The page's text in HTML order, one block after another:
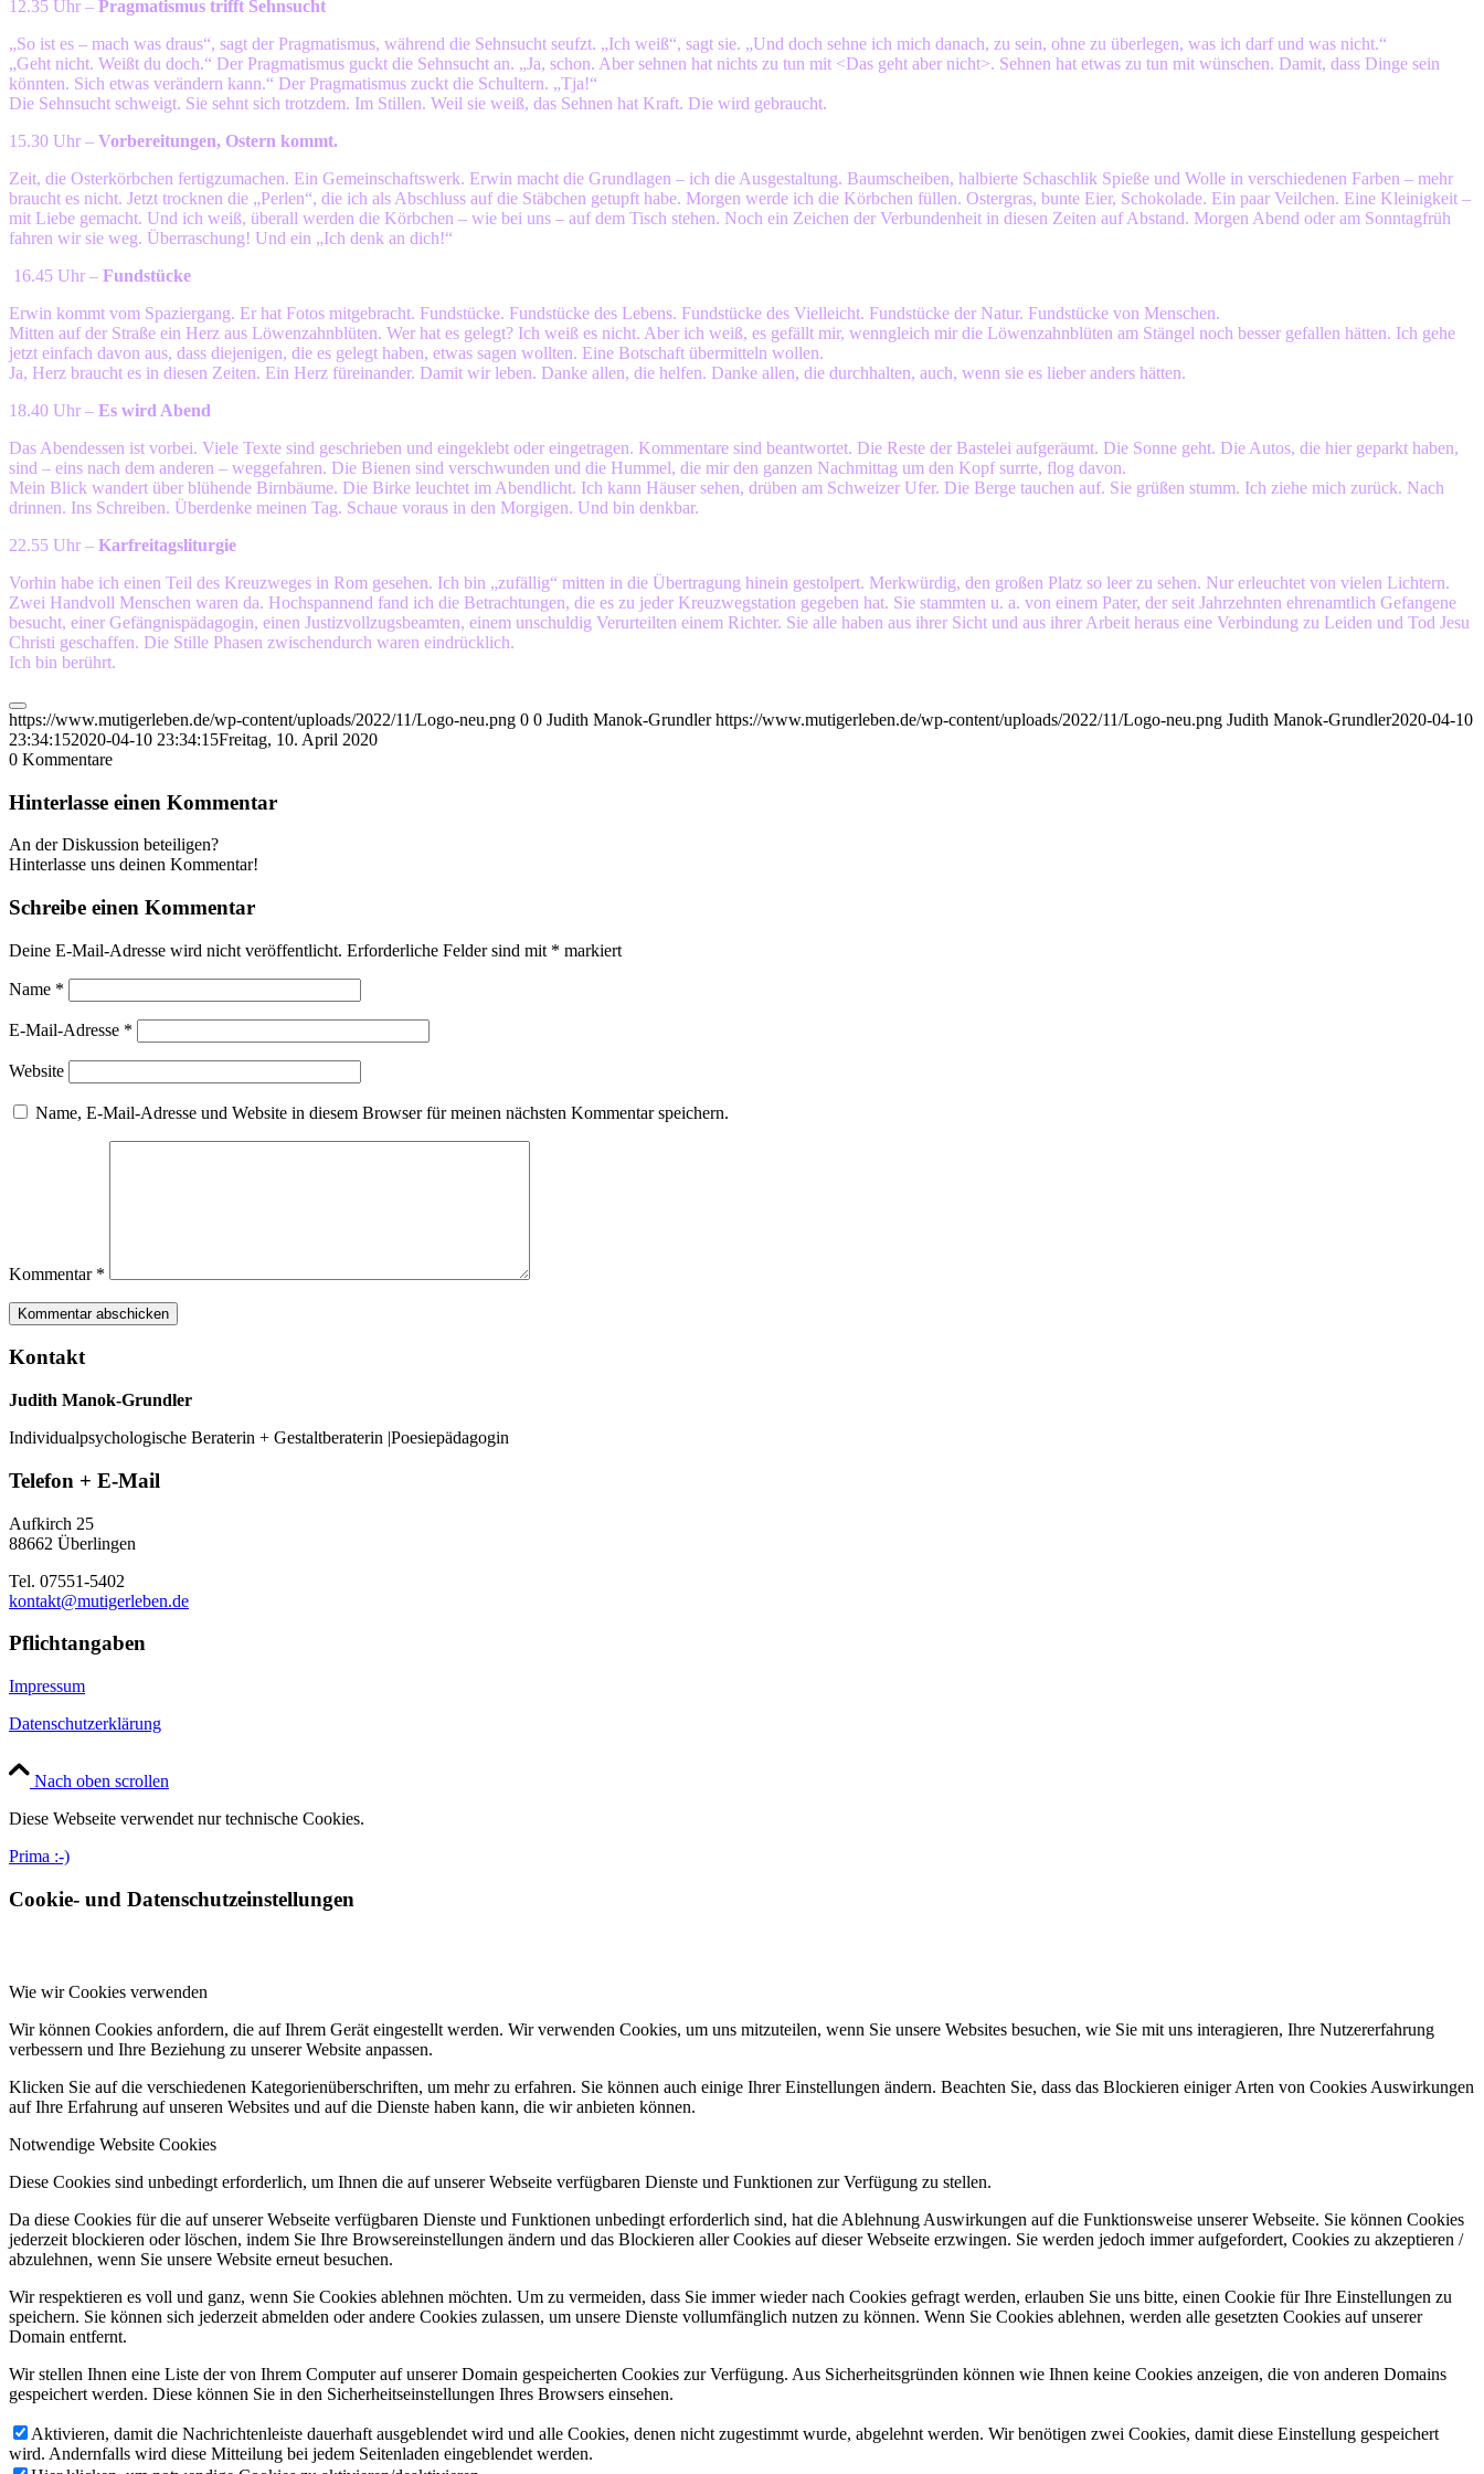
12.35 Uhr – Pragmatismus trifft Sehnsucht
„So ist es – mach was draus“, sagt der Pragmatismus, während die Sehnsucht seufzt. „Ich weiß“, sagt sie. „Und doch sehne ich mich danach, zu sein, ohne zu überlegen, was ich darf und was nicht.“
„Geht nicht. Weißt du doch.“ Der Pragmatismus guckt die Sehnsucht an. „Ja, schon. Aber sehnen hat nichts zu tun mit <Das geht aber nicht>. Sehnen hat etwas zu tun mit wünschen. Damit, dass Dinge sein
könnten. Sich etwas verändern kann.“ Der Pragmatismus zuckt die Schultern. „Tja!“
Die Sehnsucht schweigt. Sie sehnt sich trotzdem. Im Stillen. Weil sie weiß, das Sehnen hat Kraft. Die wird gebraucht.
15.30 Uhr – Vorbereitungen, Ostern kommt.
Zeit, die Osterkörbchen fertigzumachen. Ein Gemeinschaftswerk. Erwin macht die Grundlagen – ich die Ausgestaltung. Baumscheiben, halbierte Schaschlik Spieße und Wolle in verschiedenen Farben – mehr
braucht es nicht. Jetzt trocknen die „Perlen“, die ich als Abschluss auf die Stäbchen getupft habe. Morgen werde ich die Körbchen füllen. Ostergras, bunte Eier, Schokolade. Ein paar Veilchen. Eine Kleinigkeit –
mit Liebe gemacht. Und ich weiß, überall werden die Körbchen – wie bei uns – auf dem Tisch stehen. Noch ein Zeichen der Verbundenheit in diesen Zeiten auf Abstand. Morgen Abend oder am Sonntagfrüh
fahren wir sie weg. Überraschung! Und ein „Ich denk an dich!“
16.45 Uhr – Fundstücke
Erwin kommt vom Spaziergang. Er hat Fotos mitgebracht. Fundstücke. Fundstücke des Lebens. Fundstücke des Vielleicht. Fundstücke der Natur. Fundstücke von Menschen.
Mitten auf der Straße ein Herz aus Löwenzahnblüten. Wer hat es gelegt? Ich weiß es nicht. Aber ich weiß, es gefällt mir, wenngleich mir die Löwenzahnblüten am Stängel noch besser gefallen hätten. Ich gehe
jetzt einfach davon aus, dass diejenigen, die es gelegt haben, etwas sagen wollten. Eine Botschaft übermitteln wollen.
Ja, Herz braucht es in diesen Zeiten. Ein Herz füreinander. Damit wir leben. Danke allen, die helfen. Danke allen, die durchhalten, auch, wenn sie es lieber anders hätten.
18.40 Uhr – Es wird Abend
Das Abendessen ist vorbei. Viele Texte sind geschrieben und eingeklebt oder eingetragen. Kommentare sind beantwortet. Die Reste der Bastelei aufgeräumt. Die Sonne geht. Die Autos, die hier geparkt haben,
sind – eins nach dem anderen – weggefahren. Die Bienen sind verschwunden und die Hummel, die mir den ganzen Nachmittag um den Kopf surrte, flog davon.
Mein Blick wandert über blühende Birnbäume. Die Birke leuchtet im Abendlicht. Ich kann Häuser sehen, drüben am Schweizer Ufer. Die Berge tauchen auf. Sie grüßen stumm. Ich ziehe mich zurück. Nach
drinnen. Ins Schreiben. Überdenke meinen Tag. Schaue voraus in den Morgigen. Und bin denkbar.
22.55 Uhr – Karfreitagsliturgie
Vorhin habe ich einen Teil des Kreuzweges in Rom gesehen. Ich bin „zufällig“ mitten in die Übertragung hinein gestolpert. Merkwürdig, den großen Platz so leer zu sehen. Nur erleuchtet von vielen Lichtern.
Zwei Handvoll Menschen waren da. Hochspannend fand ich die Betrachtungen, die es zu jeder Kreuzwegstation gegeben hat. Sie stammten u. a. von einem Pater, der seit Jahrzehnten ehrenamtlich Gefangene
besucht, einer Gefängnispädagogin, einen Justizvollzugsbeamten, einem unschuldig Verurteilten einem Richter. Sie alle haben aus ihrer Sicht und aus ihrer Arbeit heraus eine Verbindung zu Leiden und Tod Jesu
Christi geschaffen. Die Stille Phasen zwischendurch waren eindrücklich.
Ich bin berührt.
https://www.mutigerleben.de/wp-content/uploads/2022/11/Logo-neu.png 0 0 Judith Manok-Grundler https://www.mutigerleben.de/wp-content/uploads/2022/11/Logo-neu.png Judith Manok-Grundler2020-04-10
23:34:152020-04-10 23:34:15Freitag, 10. April 2020
0 Kommentare
Hinterlasse einen Kommentar
An der Diskussion beteiligen?
Hinterlasse uns deinen Kommentar!
Schreibe einen Kommentar
Deine E-Mail-Adresse wird nicht veröffentlicht. Erforderliche Felder sind mit * markiert
Name *
E-Mail-Adresse *
Website
Name, E-Mail-Adresse und Website in diesem Browser für meinen nächsten Kommentar speichern.
Kommentar *
Kontakt
Judith Manok-Grundler
Individualpsychologische Beraterin + Gestaltberaterin |Poesiepädagogin
Telefon + E-Mail
Aufkirch 25
88662 Überlingen
Tel. 07551-5402
kontakt@mutigerleben.de
Pflichtangaben
Impressum
Datenschutzerklärung
Nach oben scrollen
Diese Webseite verwendet nur technische Cookies.
Prima :-)
Cookie- und Datenschutzeinstellungen
Wie wir Cookies verwenden
Wir können Cookies anfordern, die auf Ihrem Gerät eingestellt werden. Wir verwenden Cookies, um uns mitzuteilen, wenn Sie unsere Websites besuchen, wie Sie mit uns interagieren, Ihre Nutzererfahrung
verbessern und Ihre Beziehung zu unserer Website anpassen.
Klicken Sie auf die verschiedenen Kategorienüberschriften, um mehr zu erfahren. Sie können auch einige Ihrer Einstellungen ändern. Beachten Sie, dass das Blockieren einiger Arten von Cookies Auswirkungen
auf Ihre Erfahrung auf unseren Websites und auf die Dienste haben kann, die wir anbieten können.
Notwendige Website Cookies
Diese Cookies sind unbedingt erforderlich, um Ihnen die auf unserer Webseite verfügbaren Dienste und Funktionen zur Verfügung zu stellen.
Da diese Cookies für die auf unserer Webseite verfügbaren Dienste und Funktionen unbedingt erforderlich sind, hat die Ablehnung Auswirkungen auf die Funktionsweise unserer Webseite. Sie können Cookies
jederzeit blockieren oder löschen, indem Sie Ihre Browsereinstellungen ändern und das Blockieren aller Cookies auf dieser Webseite erzwingen. Sie werden jedoch immer aufgefordert, Cookies zu akzeptieren /
abzulehnen, wenn Sie unsere Website erneut besuchen.
Wir respektieren es voll und ganz, wenn Sie Cookies ablehnen möchten. Um zu vermeiden, dass Sie immer wieder nach Cookies gefragt werden, erlauben Sie uns bitte, einen Cookie für Ihre Einstellungen zu
speichern. Sie können sich jederzeit abmelden oder andere Cookies zulassen, um unsere Dienste vollumfänglich nutzen zu können. Wenn Sie Cookies ablehnen, werden alle gesetzten Cookies auf unserer
Domain entfernt.
Wir stellen Ihnen eine Liste der von Ihrem Computer auf unserer Domain gespeicherten Cookies zur Verfügung. Aus Sicherheitsgründen können wie Ihnen keine Cookies anzeigen, die von anderen Domains
gespeichert werden. Diese können Sie in den Sicherheitseinstellungen Ihres Browsers einsehen.
Aktivieren, damit die Nachrichtenleiste dauerhaft ausgeblendet wird und alle Cookies, denen nicht zugestimmt wurde, abgelehnt werden. Wir benötigen zwei Cookies, damit diese Einstellung gespeichert
wird. Andernfalls wird diese Mitteilung bei jedem Seitenladen eingeblendet werden.